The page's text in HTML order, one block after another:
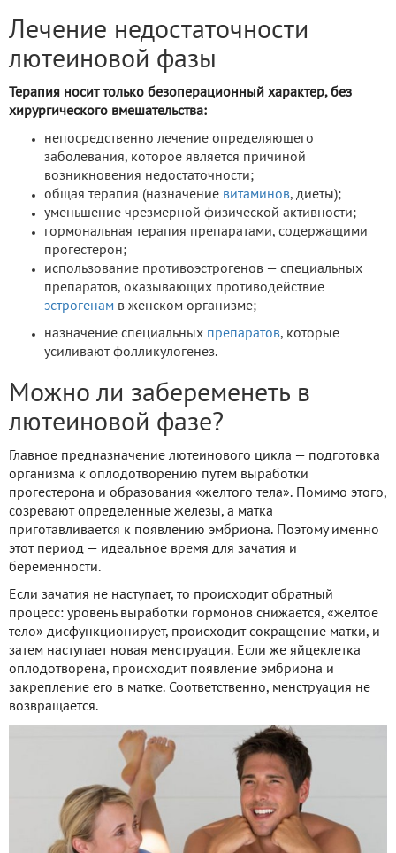
Лечение недостаточности
лютеиновой фазы
Терапия носит только безоперационный характер, без
хирургического вмешательства:
непосредственно лечение определяющего
заболевания, которое является причиной
возникновения недостаточности;
общая терапия (назначение витаминов, диеты);
уменьшение чрезмерной физической активности;
гормональная терапия препаратами, содержащими
прогестерон;
использование противоэстрогенов — специальных
препаратов, оказывающих противодействие
эстрогенам в женском организме;
назначение специальных препаратов, которые
усиливают фолликулогенез.
Можно ли забеременеть в
лютеиновой фазе?
Главное предназначение лютеинового цикла — подготовка
организма к оплодотворению путем выработки
прогестерона и образования «желтого тела». Помимо этого,
созревают определенные железы, а матка
приготавливается к появлению эмбриона. Поэтому именно
этот период — идеальное время для зачатия и
беременности.
Если зачатия не наступает, то происходит обратный
процесс: уровень выработки гормонов снижается, «желтое
тело» дисфункционирует, происходит сокращение матки, и
затем наступает новая менструация. Если же яйцеклетка
оплодотворена, происходит появление эмбриона и
закрепление его в матке. Соответственно, менструация не
возвращается.